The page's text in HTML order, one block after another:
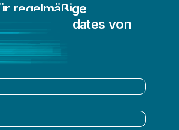
regelmäßige
und Updates von